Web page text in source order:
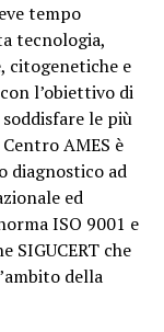
tempo
tecnologia,
citogenetiche e
l’obiettivo di
le più
AMES è
diagnostico ad
ed
ISO 9001 e
SIGUCERT che
della